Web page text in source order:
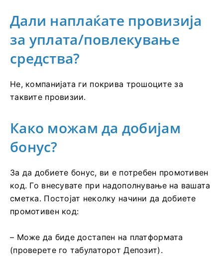
Дали наплаќате провизија
за уплата/повлекување
средства?
Не, компанијата ги покрива трошоците за
таквите провизии.
Како можам да добијам
бонус?
За да добиете бонус, ви е потребен промотивен
код. Го внесувате при надополнување на вашата
сметка. Постојат неколку начини да добиете
промотивен код:
– Може да биде достапен на платформата
(проверете го табулаторот Депозит).